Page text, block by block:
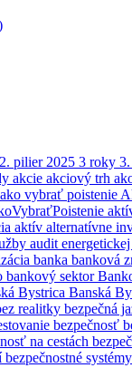
2. pilier 2025 3 roky
akcie akciový trh
ako vybrať poistenie
aktív alternatívne
audit
banka banková
bankový sektor
Bystrica Banská
realitky bezpečná
bezpečnosť
na cestách
bezpečnostné systémy